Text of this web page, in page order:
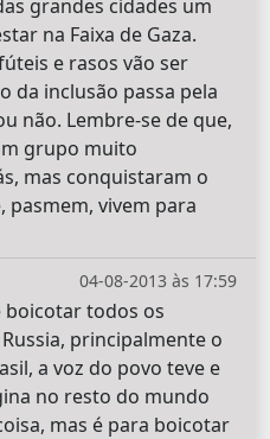
grandes cidades um
na Faixa de Gaza.
e rasos vão ser
da inclusão passa pela
não. Lembre-se de que,
grupo muito
mas conquistaram o
vivem para
04-08-2013 às 17:59
boicotar todos os
principalmente o
a voz do povo teve e
no resto do mundo
mas é para boicotar